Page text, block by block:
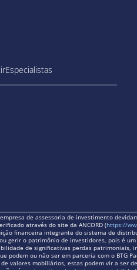
Especialistas
de assessoria de investimento
através do site da ANCORD (https://
financeira integrante do sistema de
gerir o patrimônio de investidores, pois é
de significativas perdas
ou não ser em parceria com o BTG
valores mobiliários, estas podem vir a ser